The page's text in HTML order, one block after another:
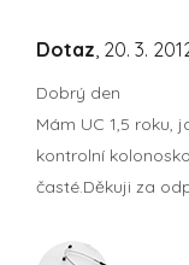
Dotaz, 20. 3.
Dobrý den
Mám UC 1,5 roku,
kontrolní
časté.Děkuji za